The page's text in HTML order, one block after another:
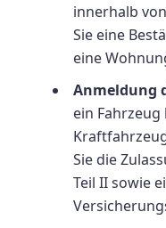
innerhalb
Sie eine
eine
Anmeldung
ein
Sie die
Teil II sowie